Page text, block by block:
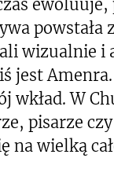
powstała
wizualnie i
Amenra.
wkład. W
pisarze
na wielką